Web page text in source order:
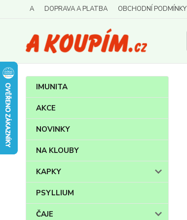
A DOPRAVA A PLATBA OBCHODNÍ PODMÍNKY
IMUNITA
AKCE
NOVINKY
NA KLOUBY
KAPKY
PSYLLIUM
ČAJE